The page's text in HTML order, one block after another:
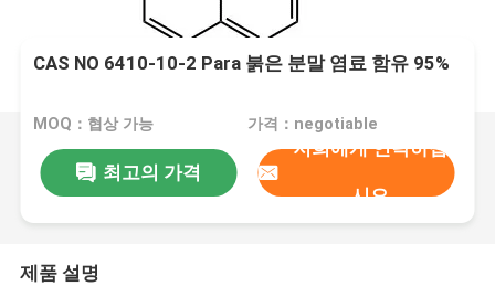
CAS NO 6410-10-2 Para 붉은 분말 염료 함유 95%
MOQ：협상 가능 가격：negotiable
최고의 가격
저희에게 연락하십
시오
제품 설명